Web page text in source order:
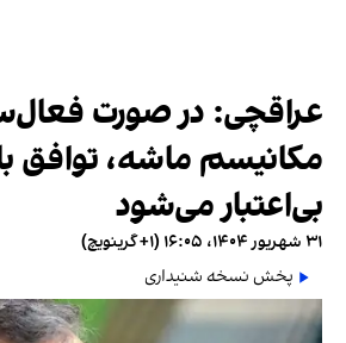
عراقچی: در صورت
مکانیسم ماشه، توافق
بی‌اعتبار می‌شود
۳۱ شهریور ۱۴۰۴، ۱۶:۰۵ (‎+۱ گرینویچ)
پخش نسخه شنیداری